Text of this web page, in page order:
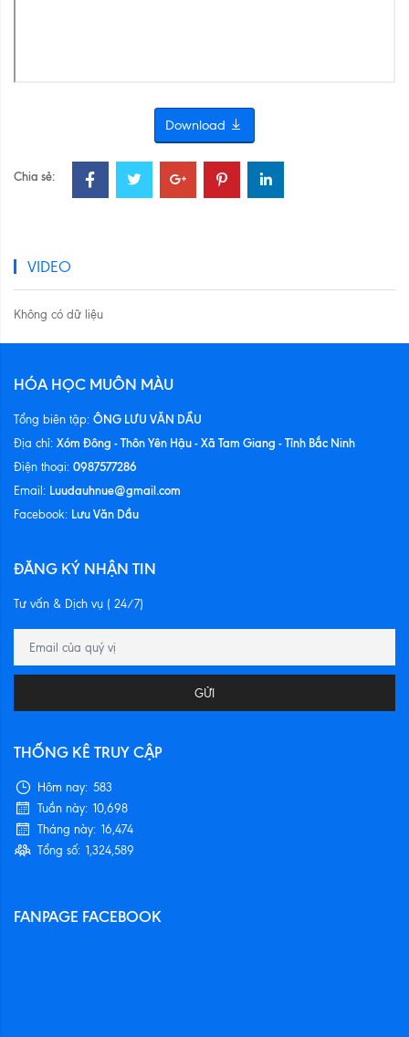
Download
Chia sẻ:
VIDEO
Không có dữ liệu
HÓA HỌC MUÔN MÀU
Tổng biên tập: ÔNG LƯU VĂN DẦU
Địa chỉ: Xóm Đông - Thôn Yên Hậu - Xã Tam Giang - Tỉnh Bắc Ninh
Điện thoại: 0987577286
Email: Luudauhnue@gmail.com
Facebook: Lưu Văn Dầu
ĐĂNG KÝ NHẬN TIN
Tư vấn & Dịch vụ ( 24/7)
GỬI
THỐNG KÊ TRUY CẬP
Hôm nay: 583
Tuần này: 10,698
Tháng này: 16,474
Tổng số: 1,324,589
FANPAGE FACEBOOK